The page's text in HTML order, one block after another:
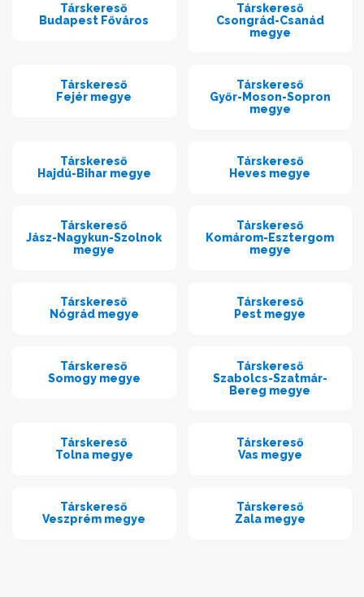
Társkereső
Budapest Főváros
Társkereső
Csongrád-Csanád
megye
Társkereső
Fejér megye
Társkereső
Győr-Moson-Sopron
megye
Társkereső
Hajdú-Bihar megye
Társkereső
Heves megye
Társkereső
Jász-Nagykun-Szolnok
megye
Társkereső
Komárom-Esztergom
megye
Társkereső
Nógrád megye
Társkereső
Pest megye
Társkereső
Somogy megye
Társkereső
Szabolcs-Szatmár-
Bereg megye
Társkereső
Tolna megye
Társkereső
Vas megye
Társkereső
Veszprém megye
Társkereső
Zala megye